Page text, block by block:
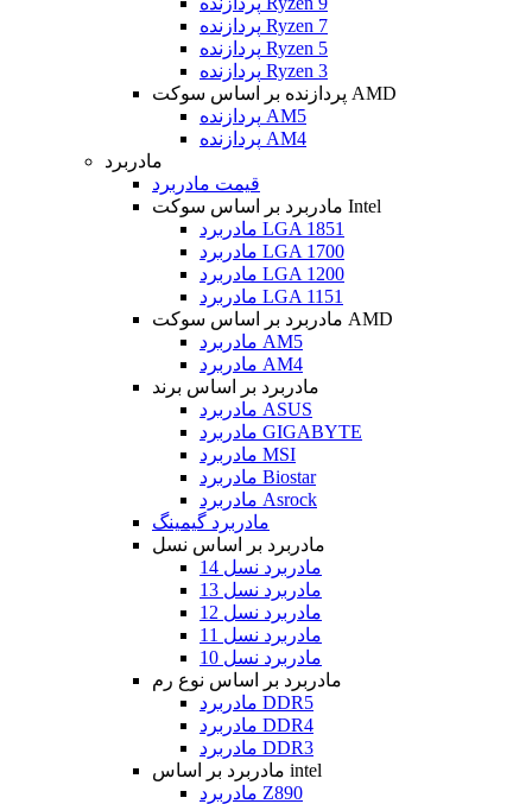
پردازنده Ryzen 7
پردازنده Ryzen 5
پردازنده Ryzen 3
پردازنده بر اساس سوکت AMD
پردازنده AM5
پردازنده AM4
مادربرد
قیمت مادربرد
مادربرد بر اساس سوکت Intel
مادربرد LGA 1851
مادربرد LGA 1700
مادربرد LGA 1200
مادربرد LGA 1151
مادربرد بر اساس سوکت AMD
مادربرد AM5
مادربرد AM4
مادربرد بر اساس برند
مادربرد ASUS
مادربرد GIGABYTE
مادربرد MSI
مادربرد Biostar
مادربرد Asrock
مادربرد گیمینگ
مادربرد بر اساس نسل
مادربرد نسل 14
مادربرد نسل 13
مادربرد نسل 12
مادربرد نسل 11
مادربرد نسل 10
مادربرد بر اساس نوع رم
مادربرد DDR5
مادربرد DDR4
مادربرد DDR3
مادربرد بر اساس intel
مادربرد Z890